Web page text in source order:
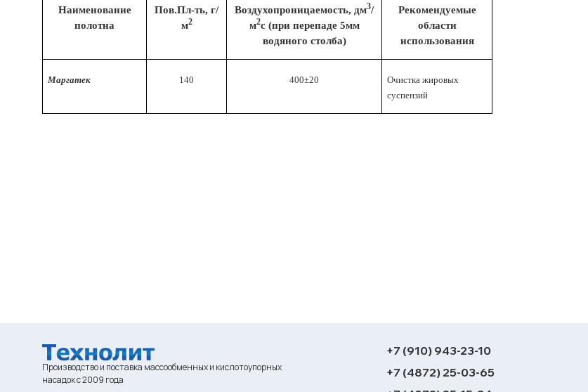
Наименование
полотна
Пов.Пл-ть, г/
м2
Воздухопроницаемость, дм3/
м2с (при перепаде 5мм
водяного столба)
Рекомендуемые
области
использования
Маргатек 140 400±20
Очистка жировых
суспензий
Производство и поставка массообменных и кислотоупорных
насадок с 2009 года
+7 (910) 943-23-10
+7 (4872) 25-03-65